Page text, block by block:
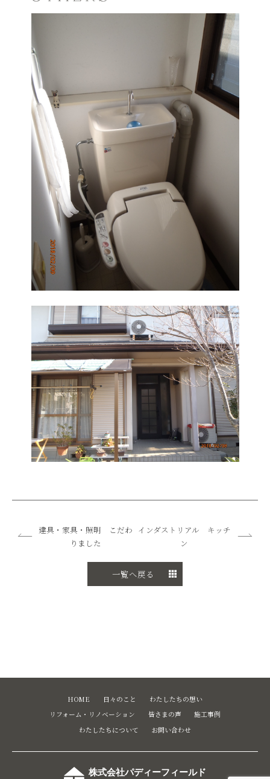
建具・家具・照明 こだわ
りました
一覧へ戻る
インダストリアル キッチ
ン
HOME 日々のこと
わたしたちの想い
リフォーム・リノベーション
皆さまの声
施工事例
わたしたちについて
お問い合わせ
株式会社パディーフィールド